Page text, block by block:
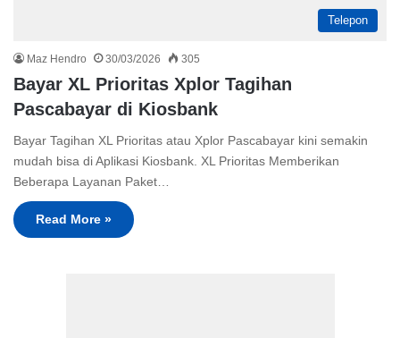
Telepon
Maz Hendro 30/03/2026 305
Bayar XL Prioritas Xplor Tagihan
Pascabayar di Kiosbank
Bayar Tagihan XL Prioritas atau Xplor Pascabayar kini semakin
mudah bisa di Aplikasi Kiosbank. XL Prioritas Memberikan
Beberapa Layanan Paket…
Read More »